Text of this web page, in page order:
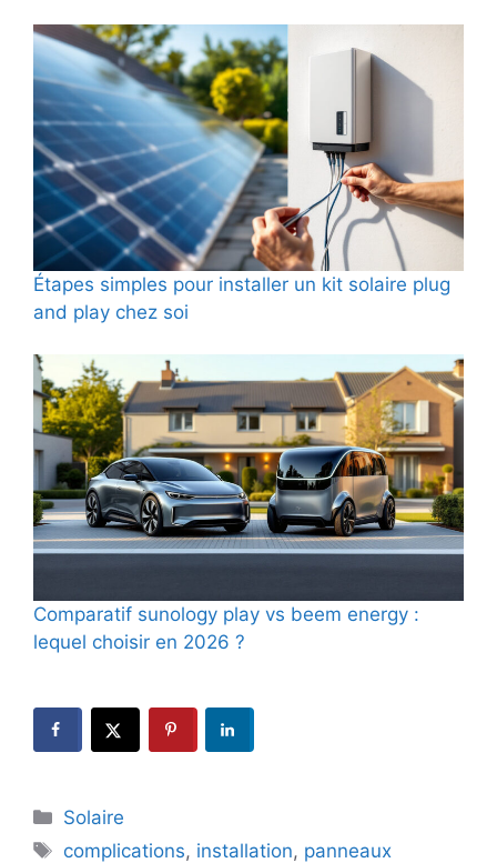
Étapes simples pour installer un kit solaire plug
and play chez soi
Comparatif sunology play vs beem energy :
lequel choisir en 2026 ?
Catégories
Solaire
Étiquettes
complications, installation, panneaux